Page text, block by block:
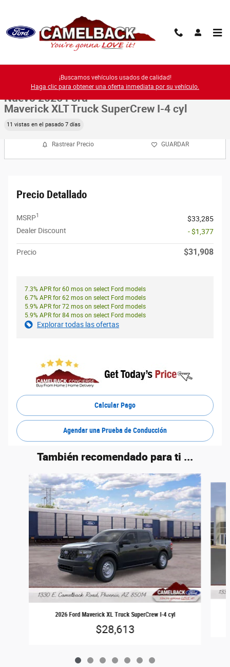
¡Buscamos vehículos usados de calidad!
Haga clic para obtener una oferta inmediata por su vehículo.
1 de 57 Fotos
Nuevo 2026 Ford
Maverick XLT Truck SuperCrew I-4 cyl
11 vistas en el pasado 7 días
Rastrear Precio GUARDAR
Precio Detallado
MSRP1
$33,285
Dealer Discount
- $1,377
Precio $31,908
7.3% APR for 60 mos on select Ford models
6.7% APR for 62 mos on select Ford models
5.9% APR for 72 mos on select Ford models
5.9% APR for 84 mos on select Ford models
Explorar todas las ofertas
Calcular Pago
Agendar una Prueba de Conducción
También recomendado para ti ...
Slide 1 of 7
2026 Ford Maverick XL Truck SuperCrew I-4 cyl
$28,613